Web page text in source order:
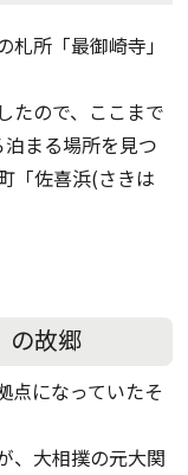
所「最御崎寺」
たので、ここまで
まる場所を見つ
「佐喜浜(さきは
の故郷
点になっていたそ
、大相撲の元大関